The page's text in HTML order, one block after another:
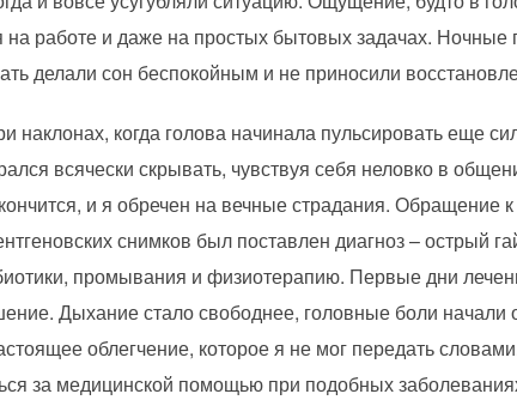
на работе и даже на простых бытовых задачах. Ночные
делали сон беспокойным и не приносили
когда голова начинала пульсировать еще
всячески скрывать, чувствуя себя неловко в
и я обречен на вечные страдания. Обращение
снимков был поставлен диагноз – острый
промывания и физиотерапию. Первые дни
Дыхание стало свободнее, головные боли начали
облегчение, которое я не мог передать
за медицинской помощью при подобных